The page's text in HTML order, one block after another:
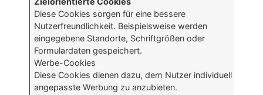
Diese Cookies sorgen für eine bessere
Nutzerfreundlichkeit. Beispielsweise werden
eingegebene Standorte, Schriftgrößen oder
Formulardaten gespeichert.
Werbe-Cookies
Diese Cookies dienen dazu, dem Nutzer individuell
angepasste Werbung zu anzubieten.